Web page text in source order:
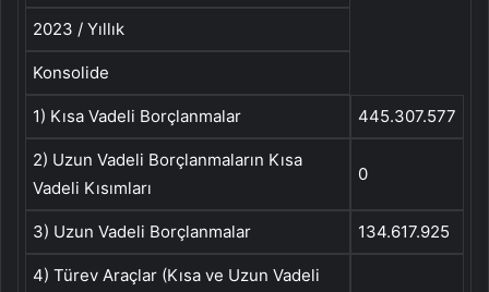
2023 / Yıllık
Konsolide
1) Kısa Vadeli Borçlanmalar 445.307.577
2) Uzun Vadeli Borçlanmaların Kısa
Vadeli Kısımları
0
3) Uzun Vadeli Borçlanmalar 134.617.925
4) Türev Araçlar (Kısa ve Uzun Vadeli